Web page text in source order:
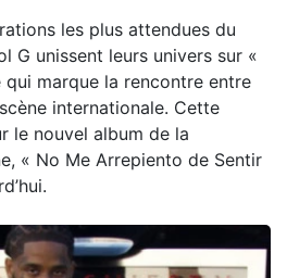
les plus attendues du
G unissent leurs univers sur «
marque la rencontre entre
internationale. Cette
le nouvel album de la
« No Me Arrepiento de Sentir